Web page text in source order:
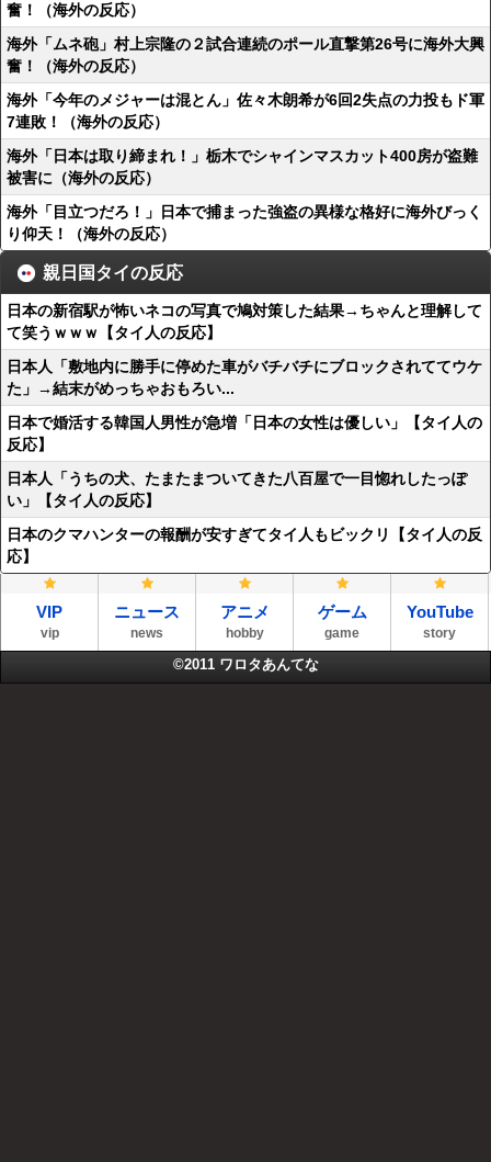
奮！（海外の反応）
海外「ムネ砲」村上宗隆の２試合連続のポール直撃第26号に海外大興
奮！（海外の反応）
海外「今年のメジャーは混とん」佐々木朗希が6回2失点の力投もド軍
7連敗！（海外の反応）
海外「日本は取り締まれ！」栃木でシャインマスカット400房が盗難
被害に（海外の反応）
海外「目立つだろ！」日本で捕まった強盗の異様な格好に海外びっく
り仰天！（海外の反応）
親日国タイの反応
日本の新宿駅が怖いネコの写真で鳩対策した結果→ちゃんと理解して
て笑うｗｗｗ【タイ人の反応】
日本人「敷地内に勝手に停めた車がバチバチにブロックされててウケ
た」→結末がめっちゃおもろい...
日本で婚活する韓国人男性が急増「日本の女性は優しい」【タイ人の
反応】
日本人「うちの犬、たまたまついてきた八百屋で一目惚れしたっぽ
い」【タイ人の反応】
日本のクマハンターの報酬が安すぎてタイ人もビックリ【タイ人の反
応】
VIP
vip
ニュース
news
アニメ
hobby
ゲーム
game
YouTube
story
©2011 ワロタあんてな